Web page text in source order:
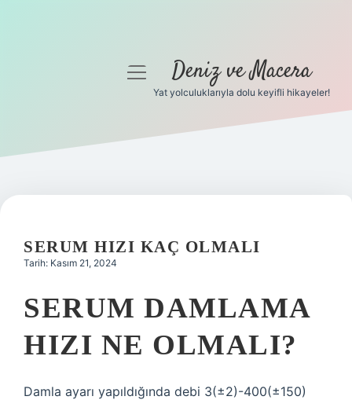
Gizlilik Politikası
Yasal Uyarı
menüyüDeniz ve Macera
Yat yolculuklarıyla dolu keyifli hikayeler!
SERUM HIZI KAÇ OLMALI
Tarih: Kasım 21, 2024
SERUM DAMLAMA
HIZI NE OLMALI?
Damla ayarı yapıldığında debi 3(±2)-400(±150)